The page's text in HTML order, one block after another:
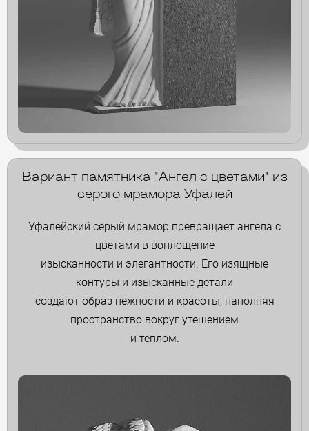
Вариант памятника "Ангел с цветами" из
серого мрамора Уфалей
Уфалейский серый мрамор превращает ангела с
цветами в воплощение
изысканности и элегантности. Его изящные
контуры и изысканные детали
создают образ нежности и красоты, наполняя
пространство вокруг утешением
и теплом.